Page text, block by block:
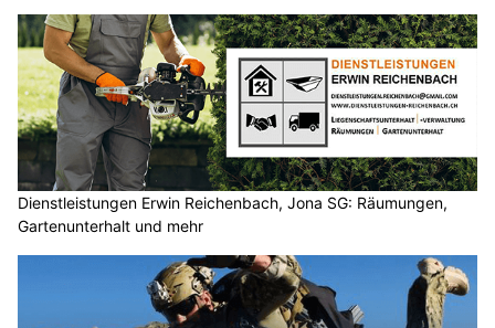
Dienstleistungen Erwin Reichenbach, Jona SG: Räumungen,
Gartenunterhalt und mehr